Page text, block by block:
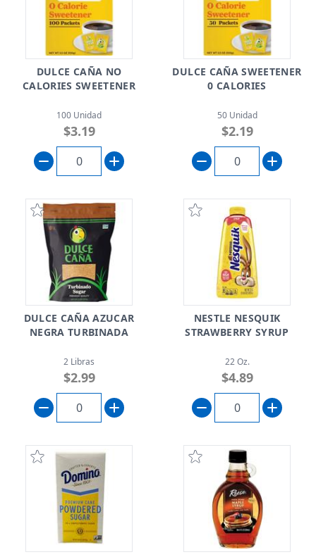
DULCE CAÑA NO
CALORIES SWEETENER
100 Unidad
$3.19
DULCE CAÑA SWEETENER
0 CALORIES
50 Unidad
$2.19
DULCE CAÑA AZUCAR
NEGRA TURBINADA
2 Libras
$2.99
NESTLE NESQUIK
STRAWBERRY SYRUP
22 Oz.
$4.89